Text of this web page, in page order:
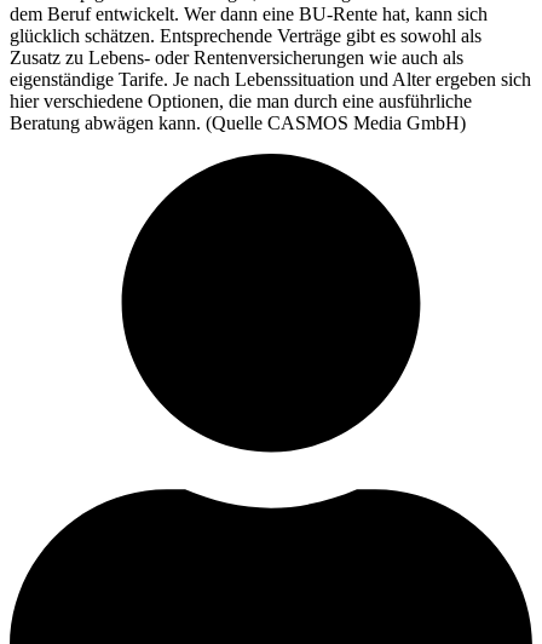
dem Beruf entwickelt. Wer dann eine BU-Rente hat, kann sich
glücklich schätzen. Entsprechende Verträge gibt es sowohl als
Zusatz zu Lebens- oder Rentenversicherungen wie auch als
eigenständige Tarife. Je nach Lebenssituation und Alter ergeben sich
hier verschiedene Optionen, die man durch eine ausführliche
Beratung abwägen kann. (Quelle CASMOS Media GmbH)